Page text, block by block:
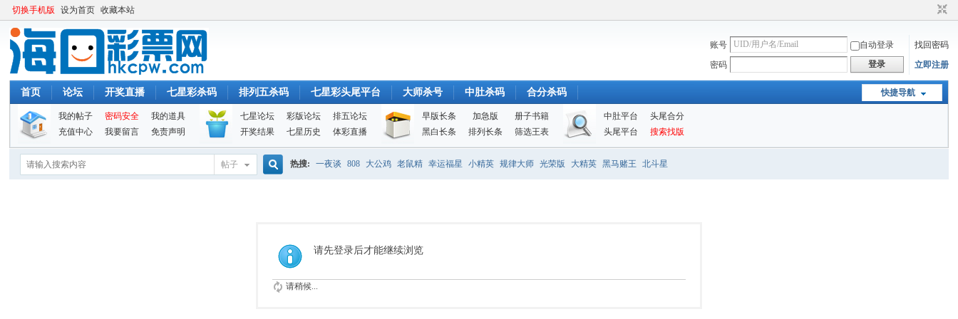
切换手机版 设为首页 收藏本站
账号 自动登录
找回密码
密码
登录 立即注册
快捷导航
首页 论坛 开奖直播 七星彩杀码 排列五杀码 七星彩头尾平台 大师杀号 中肚杀码 合分杀码
我的帖子 密码安全
我的道具
充值中心
我要留言 免责声明
七星论坛 彩版论坛
排五论坛
开奖结果
七星历史 体彩直播
早版长条 加急版
册子书籍
黑白长条
排列长条 筛选王表
中肚平台
头尾合分
头尾平台
搜索找版
帖子 热搜: 一夜谈 808 大公鸡 老鼠精 幸运福星 小精英 规律大师 光荣版 大精英 黑马赌王 北斗星
请先登录后才能继续浏览
请稍候...